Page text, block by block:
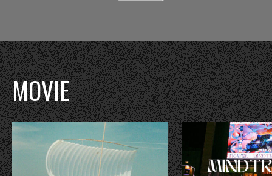
MOVIE